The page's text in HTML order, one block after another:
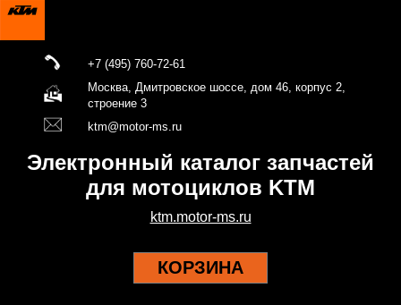
+7 (495) 760-72-61
Москва, Дмитровское шоссе, дом 46, корпус 2,
строение 3
ktm@motor-ms.ru
Электронный каталог запчастей
для мотоциклов KTM
ktm.motor-ms.ru
КОРЗИНА